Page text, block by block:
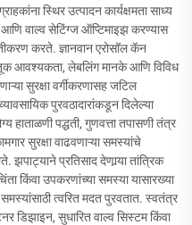
स्थिर उत्पादन कार्यक्षमता साध्य
आणि वाल्व सेटिंग्ज ऑप्टिमाइझ करण्यास
करते. ज्ञानवान एरोसॉल कॅन
आवश्यकता, लेबलिंग मानके आणि विविध
सुरक्षा वर्गीकरणासह जटिल
पुरवठादारांकडून दिलेल्या
हाताळणी पद्धती, गुणवत्ता तपासणी तंत्र
सुरक्षा वाढवणाऱ्या समस्यांचे
झपाट्याने प्रतिसाद देणार्‍या तांत्रिक
किंवा उपकरणांच्या समस्या यासारख्या
त्वरित मदत पुरवतात. स्वतंत्र
डिझाइन, सुधारित वाल्व सिस्टम किंवा